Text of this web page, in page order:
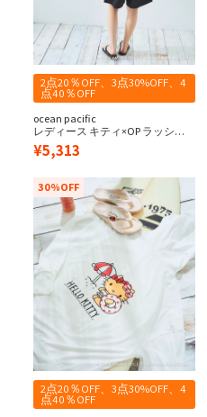
2点20％OFF、3点30%OFF、4
点40％OFF
ocean pacific
レディース キティ×OP ラッシュ
パーカー
¥5,313
2点20％OFF、3点30%OFF、4
点40％OFF
30%OFF